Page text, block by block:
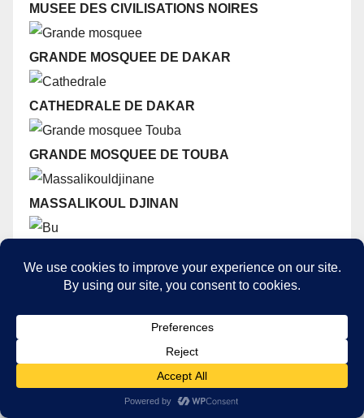
MUSEE DES CIVILISATIONS NOIRES
GRANDE MOSQUEE DE DAKAR
CATHEDRALE DE DAKAR
GRANDE MOSQUEE DE TOUBA
MASSALIKOUL DJINAN
PAYS BASSARI